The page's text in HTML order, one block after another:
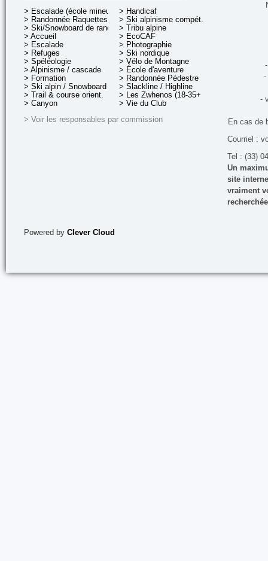
> Escalade (école mineurs)
> Randonnée Raquettes
> Ski/Snowboard de rando.
> Accueil
> Escalade
> Refuges
> Spéléologie
> Alpinisme / cascade
> Formation
> Ski alpin / Snowboard
> Trail & course orient.
> Canyon
> Handicaf
> Ski alpinisme compét.
> Tribu alpine
> EcoCAF
> Photographie
> Ski nordique
> Vélo de Montagne
> École d'aventure
> Randonnée Pédestre
> Slackline / Highline
> Les Zwhenos (18-35+ ans)
> Vie du Club
> Voir les responsables par commission
-
-
En cas de
Courriel :
Tel : (33)
Un
site
vraiment
Powered by Clever Cloud